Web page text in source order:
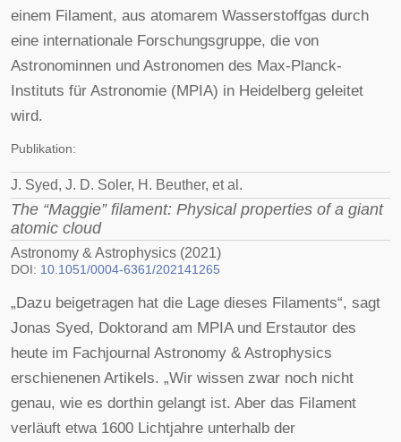
einem Filament, aus atomarem Wasserstoffgas durch
eine internationale Forschungsgruppe, die von
Astronominnen und Astronomen des Max-Planck-
Instituts für Astronomie (MPIA) in Heidelberg geleitet
wird.
Publikation:
J. Syed, J. D. Soler, H. Beuther, et al.
The “Maggie” filament: Physical properties of a giant
atomic cloud
Astronomy & Astrophysics (2021)
DOI: 10.1051/0004-6361/202141265
„Dazu beigetragen hat die Lage dieses Filaments“, sagt
Jonas Syed, Doktorand am MPIA und Erstautor des
heute im Fachjournal Astronomy & Astrophysics
erschienenen Artikels. „Wir wissen zwar noch nicht
genau, wie es dorthin gelangt ist. Aber das Filament
verläuft etwa 1600 Lichtjahre unterhalb der